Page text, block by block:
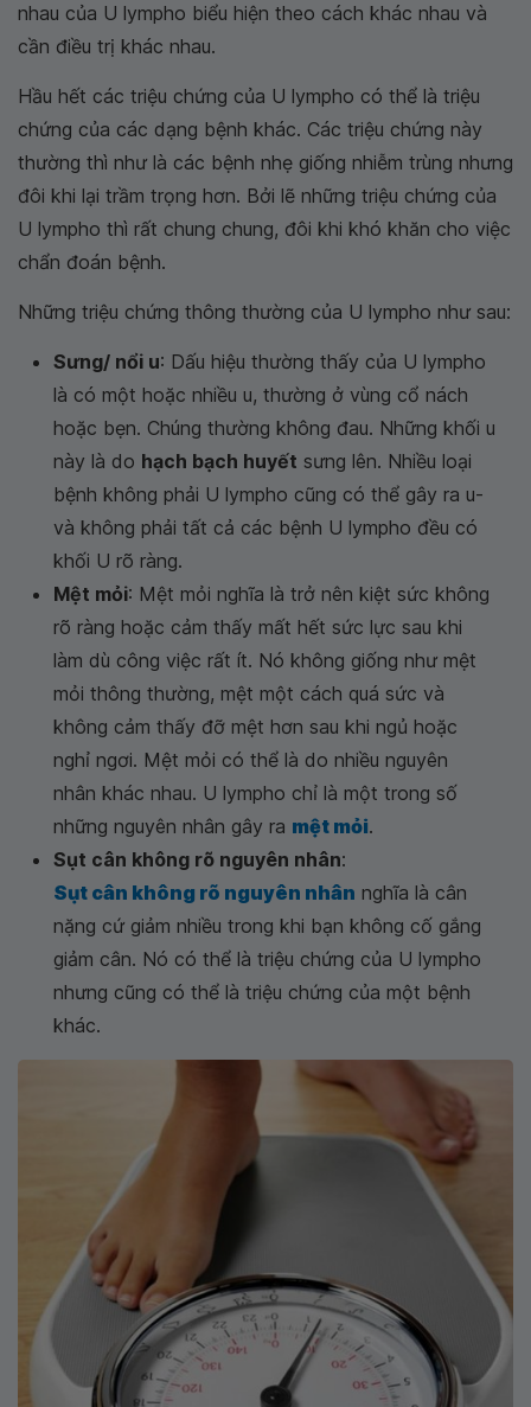
nhau của U lympho biểu hiện theo cách khác nhau và
cần điều trị khác nhau.
Hầu hết các triệu chứng của U lympho có thể là triệu
chứng của các dạng bệnh khác. Các triệu chứng này
thường thì như là các bệnh nhẹ giống nhiễm trùng nhưng
đôi khi lại trầm trọng hơn. Bởi lẽ những triệu chứng của
U lympho thì rất chung chung, đôi khi khó khăn cho việc
chẩn đoán bệnh.
Những triệu chứng thông thường của U lympho như sau:
Sưng/ nổi u: Dấu hiệu thường thấy của U lympho
là có một hoặc nhiều u, thường ở vùng cổ nách
hoặc bẹn. Chúng thường không đau. Những khối u
này là do hạch bạch huyết sưng lên. Nhiều loại
bệnh không phải U lympho cũng có thể gây ra u-
và không phải tất cả các bệnh U lympho đều có
khối U rõ ràng.
Mệt mỏi: Mệt mỏi nghĩa là trở nên kiệt sức không
rõ ràng hoặc cảm thấy mất hết sức lực sau khi
làm dù công việc rất ít. Nó không giống như mệt
mỏi thông thường, mệt một cách quá sức và
không cảm thấy đỡ mệt hơn sau khi ngủ hoặc
nghỉ ngơi. Mệt mỏi có thể là do nhiều nguyên
nhân khác nhau. U lympho chỉ là một trong số
những nguyên nhân gây ra mệt mỏi.
Sụt cân không rõ nguyên nhân:
Sụt cân không rõ nguyên nhân nghĩa là cân
nặng cứ giảm nhiều trong khi bạn không cố gắng
giảm cân. Nó có thể là triệu chứng của U lympho
nhưng cũng có thể là triệu chứng của một bệnh
khác.